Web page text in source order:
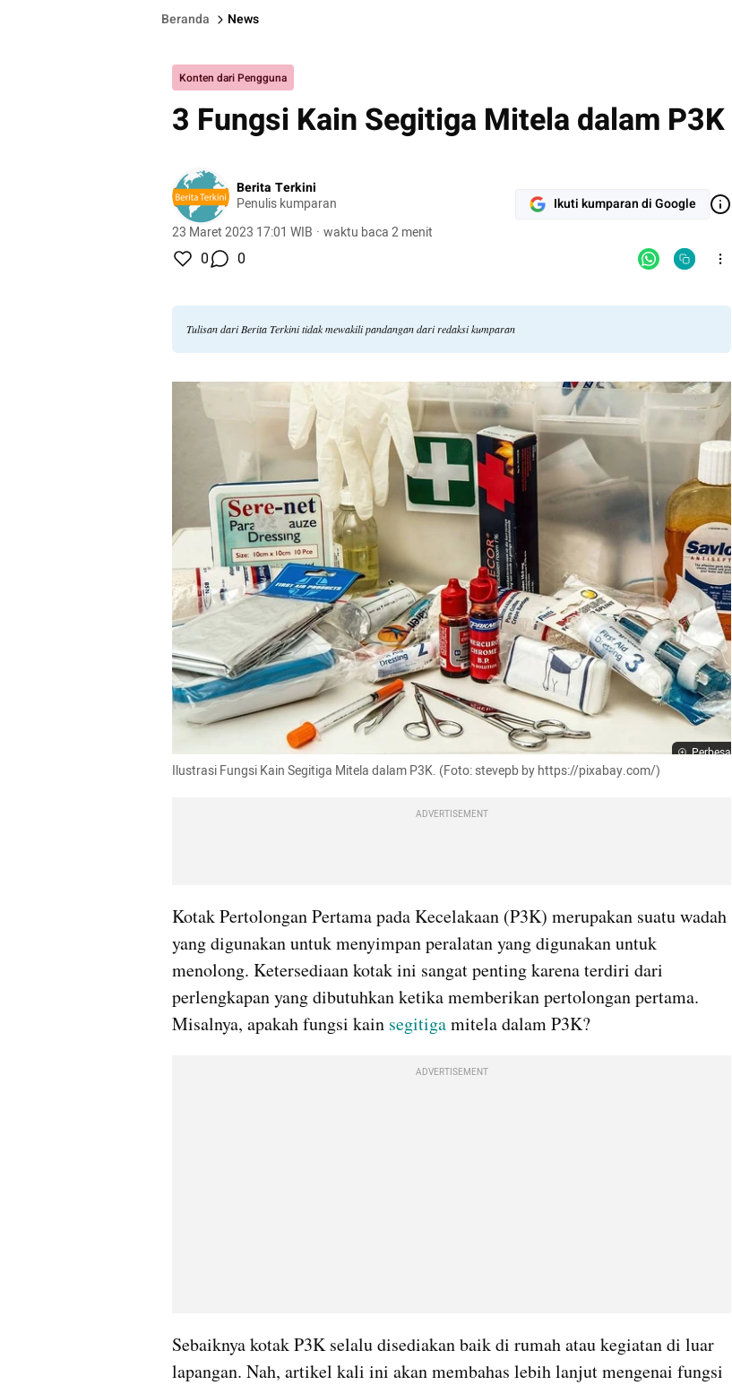
Beranda News
Konten dari Pengguna
3 Fungsi Kain Segitiga Mitela dalam P3K
Berita Terkini
Penulis kumparan
23 Maret 2023 17:01 WIB · waktu baca 2 menit
Ikuti kumparan di Google
0 0
Tulisan dari Berita Terkini tidak mewakili pandangan dari redaksi kumparan
Perbesar
Ilustrasi Fungsi Kain Segitiga Mitela dalam P3K. (Foto: stevepb by https://pixabay.com/)
ADVERTISEMENT
Kotak Pertolongan Pertama pada Kecelakaan (P3K) merupakan suatu wadah
yang digunakan untuk menyimpan peralatan yang digunakan untuk
menolong. Ketersediaan kotak ini sangat penting karena terdiri dari
perlengkapan yang dibutuhkan ketika memberikan pertolongan pertama.
Misalnya, apakah fungsi kain segitiga mitela dalam P3K?
ADVERTISEMENT
Sebaiknya kotak P3K selalu disediakan baik di rumah atau kegiatan di luar
lapangan. Nah, artikel kali ini akan membahas lebih lanjut mengenai fungsi